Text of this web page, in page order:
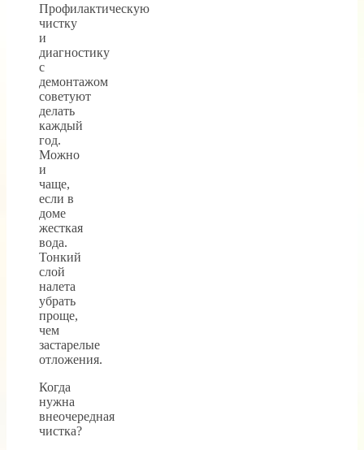
Профилактическую
чистку
и
диагностику
с
демонтажом
советуют
делать
каждый
год.
Можно
и
чаще,
если в
доме
жесткая
вода.
Тонкий
слой
налета
убрать
проще,
чем
застарелые
отложения.
Когда
нужна
внеочередная
чистка?